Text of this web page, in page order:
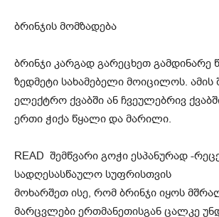
ბრინჯის მომზადება
ბრინჯი კარგად გარეცხეთ
ზედმეტი სახამებელი მოიცილოს. ამის
ელექტრო ქვაბში ან ჩვეულებრივ
ერთი ჭიქა წყალი და მარილი.
READ შემწვარი გოჭი ესპანურად -
სადღესასწაულო სუფრისთვის
მოხარშეთ ისე, რომ ბრინჯი იყოს
მარცვლები ერთმანეთისგან ცალკე